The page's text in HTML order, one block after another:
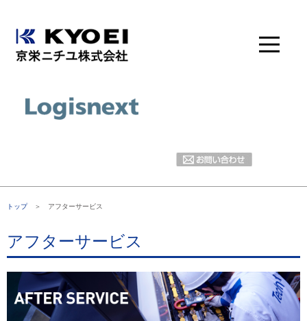
トップ＞ アフターサービス
アフターサービス